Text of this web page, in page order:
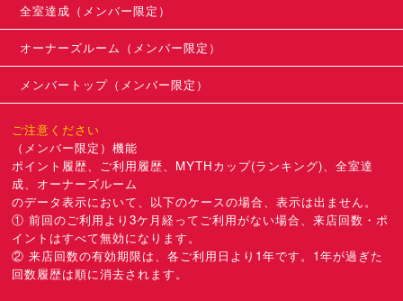
全室達成（メンバー限定）
オーナーズルーム（メンバー限定）
メンバートップ（メンバー限定）
ご注意ください
（メンバー限定）機能
ポイント履歴、ご利用履歴、MYTHカップ(ランキング)、全室達
成、オーナーズルーム
のデータ表示において、以下のケースの場合、表示は出ません。
① 前回のご利用より3ケ月経ってご利用がない場合、来店回数・ポ
イントはすべて無効になります。
② 来店回数の有効期限は、各ご利用日より1年です。1年が過ぎた
回数履歴は順に消去されます。